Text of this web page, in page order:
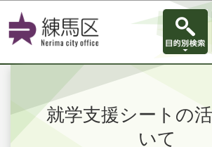
このページの本文へ移
就学支援シートの
いて